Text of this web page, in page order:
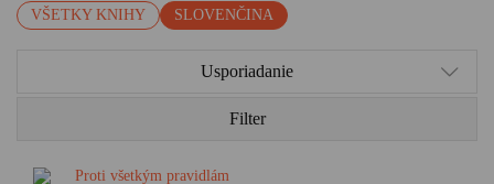
VŠETKY KNIHY SLOVENČINA
Usporiadanie
Filter